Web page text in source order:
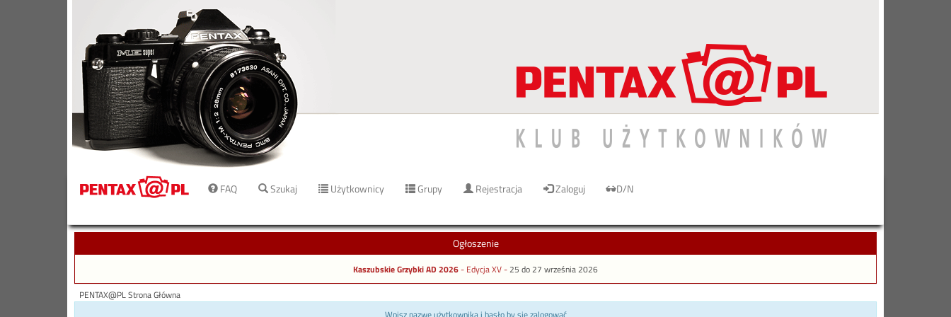
FAQ Szukaj Użytkownicy Grupy Rejestracja Zaloguj D/N
Ogłoszenie
Kaszubskie Grzybki AD 2026- Edycja XV -25 do 27 września 2026
PENTAX@PL Strona Główna